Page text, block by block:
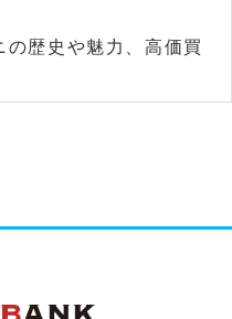
の歴史や魅力、高価買